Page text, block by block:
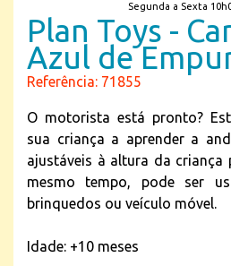
Segunda a Sexta
Plan Toys -
Azul de
Referência: 71855
O motorista está pronto?
sua criança a aprender a
ajustáveis à altura da criança
mesmo tempo, pode ser
brinquedos ou veículo móvel.
Idade: +10 meses